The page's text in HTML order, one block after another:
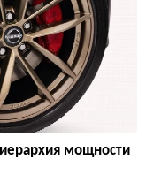
мощности